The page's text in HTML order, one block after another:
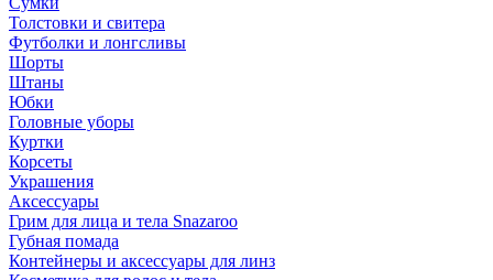
Толстовки и свитера
Футболки и лонгсливы
Шорты
Штаны
Юбки
Головные уборы
Куртки
Корсеты
Украшения
Аксессуары
Грим для лица и тела Snazaroo
Губная помада
Контейнеры и аксессуары для линз